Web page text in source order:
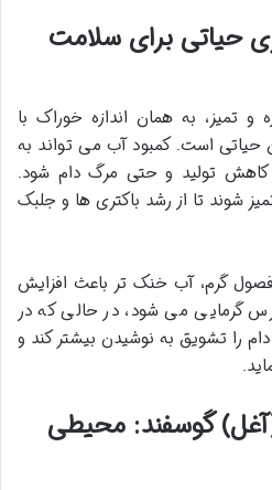
حیاتی برای سلامت
تمیز، به همان اندازه خوراک با
حیاتی است. کمبود آب می تواند به
کاهش تولید و حتی مرگ دام شود.
شوند تا از رشد باکتری ها و جلبک
گرم، آب خنک تر باعث افزایش
گرمایی می شود، در حالی که در
را تشویق به نوشیدن بیشتر کند و
گوسفند: محیطی